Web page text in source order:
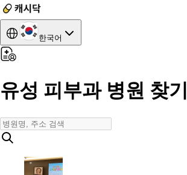
한국어
유성 피부과 병원 찾기